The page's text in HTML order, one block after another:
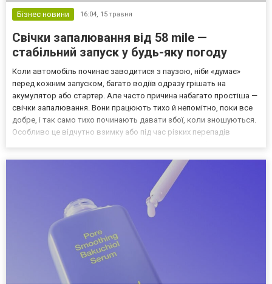
Бізнес новини 16:04, 15 травня
Свічки запалювання від 58 mile —
стабільний запуск у будь-яку погоду
Коли автомобіль починає заводитися з паузою, ніби «думає»
перед кожним запуском, багато водіїв одразу грішать на
акумулятор або стартер. Але часто причина набагато простіша —
свічки запалювання. Вони працюють тихо й непомітно, поки все
добре, і так само тихо починають давати збої, коли зношуються.
Особливо це відчутно взимку або під час різких перепадів